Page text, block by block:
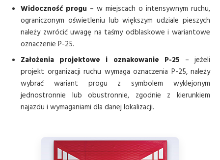
Widoczność progu – w miejscach o intensywnym ruchu,
ograniczonym oświetleniu lub większym udziale pieszych
należy zwrócić uwagę na taśmy odblaskowe i wariantowe
oznaczenie P-25.
Założenia projektowe i oznakowanie P-25 – jeżeli
projekt organizacji ruchu wymaga oznaczenia P-25, należy
wybrać wariant progu z symbolem wyklejonym
jednostronnie lub obustronnie, zgodnie z kierunkiem
najazdu i wymaganiami dla danej lokalizacji.